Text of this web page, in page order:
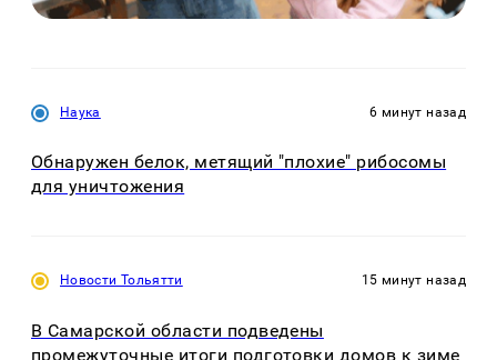
Наука 6 минут назад
Обнаружен белок, метящий "плохие" рибосомы
для уничтожения
Новости Тольятти 15 минут назад
В Самарской области подведены
промежуточные итоги подготовки домов к зиме